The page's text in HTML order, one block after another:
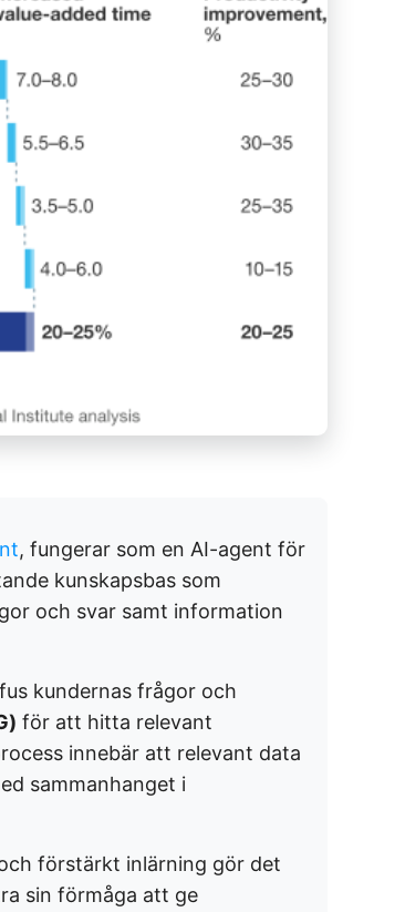
, fungerar som en AI-agent för
kunskapsbas som
och svar samt information
kundernas frågor och
för att hitta relevant
innebär att relevant data
sammanhanget i
förstärkt inlärning gör det
sin förmåga att ge